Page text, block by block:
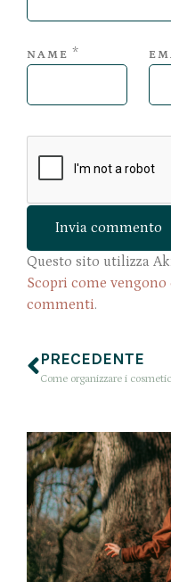
NAME *
Questo sito utilizza
Scopri come
commenti.
PRECEDENTE